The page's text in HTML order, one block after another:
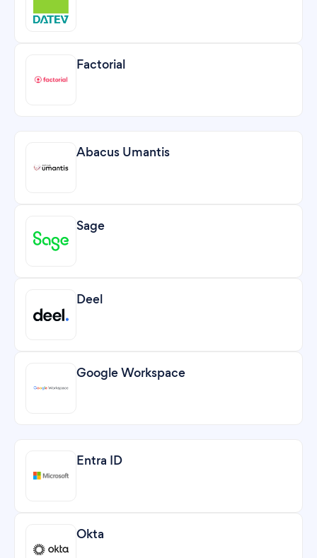
Factorial
Abacus Umantis
Sage
Deel
Google Workspace
Entra ID
Okta